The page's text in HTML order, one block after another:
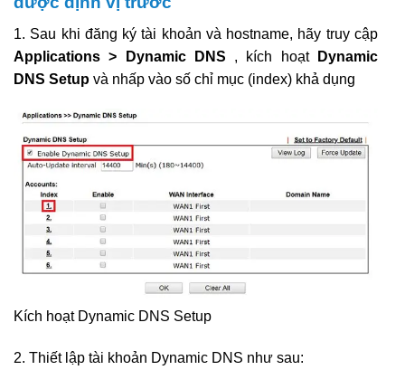
1. Sau khi đăng ký tài khoản và hostname, hãy truy cập
Applications > Dynamic DNS , kích hoạt
Dynamic
DNS Setup và nhấp vào số chỉ mục (index) khả dụng
Kích hoạt Dynamic DNS Setup
2. Thiết lập tài khoản Dynamic DNS như sau: